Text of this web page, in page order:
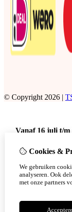
© Copyright 2026 |
Cookies &
We gebruiken
analyseren. Ook
met onze partners
Vanaf 16 juli t/m
Dat betekend dat
Er kunnen wel
deze periode.
Doe uw